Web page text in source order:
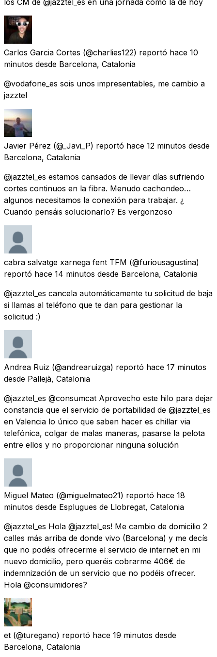
Carlos Garcia Cortes (@charlies122) reportó hace 10
minutos desde Barcelona, Catalonia
@vodafone_es sois unos impresentables, me cambio a
jazztel
Javier Pérez (@_Javi_P) reportó hace 12 minutos desde
Barcelona, Catalonia
@jazztel_es estamos cansados de llevar días sufriendo
cortes continuos en la fibra. Menudo cachondeo…
algunos necesitamos la conexión para trabajar. ¿
Cuando pensáis solucionarlo? Es vergonzoso
cabra salvatge xarnega fent TFM (@furiousagustina)
reportó hace 14 minutos desde Barcelona, Catalonia
@jazztel_es cancela automáticamente tu solicitud de baja
si llamas al teléfono que te dan para gestionar la
solicitud :)
Andrea Ruiz (@andrearuizga) reportó hace 17 minutos
desde Pallejà, Catalonia
@jazztel_es @consumcat Aprovecho este hilo para dejar
constancia que el servicio de portabilidad de @jazztel_es
en Valencia lo único que saben hacer es chillar via
telefónica, colgar de malas maneras, pasarse la pelota
entre ellos y no proporcionar ninguna solución
Miguel Mateo (@miguelmateo21) reportó hace 18
minutos desde Esplugues de Llobregat, Catalonia
@jazztel_es Hola @jazztel_es! Me cambio de domicilio 2
calles más arriba de donde vivo (Barcelona) y me decís
que no podéis ofrecerme el servicio de internet en mi
nuevo domicilio, pero queréis cobrarme 406€ de
indemnización de un servicio que no podéis ofrecer.
Hola @consumidores?
et (@turegano) reportó hace 19 minutos desde
Barcelona, Catalonia